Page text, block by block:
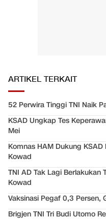
ARTIKEL TERKAIT
52 Perwira Tinggi TNI Naik
KSAD Ungkap Tes
Mei
Komnas HAM Dukung
Kowad
TNI AD Tak Lagi Berlakukan
Kowad
Vaksinasi Pegaf 0,3 Persen,
Brigjen TNI Tri Budi Utomo